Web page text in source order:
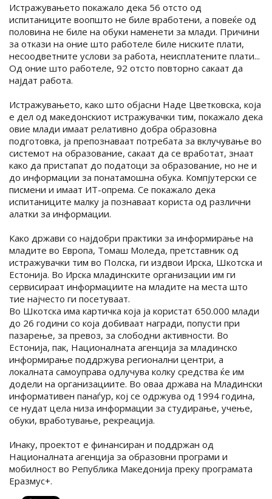
Истражувањето покажало дека 56 отсто од
испитаниците воопшто не биле вработени, а повеќе од
половина не биле на обуки наменети за млади. Причини
за откази на оние што работеле биле ниските плати,
несоодветните услови за работа, неисплатените плати...
Од оние што работеле, 92 отсто повторно сакаат да
најдат работа.
Истражувањето, како што објасни Наде Цветковска, која
е дел од македонскиот истражувачки тим, покажало дека
овие млади имаат релативно добра образовна
подготовка, ја препознаваат потребата за вклучување во
системот на образование, сакаат да се вработат, знаат
како да пристапат до податоци за образование, но не и
до информации за понатамошна обука. Компјутерски се
писмени и имаат ИТ-опрема. Се покажало дека
испитаниците малку ја познаваат користа од различни
алатки за информации.
Како држави со најдобри практики за информирање на
младите во Европа, Томаш Моледа, претставник од
истражувачки тим во Полска, ги издвои Ирска, Шкотска и
Естонија. Во Ирска младинските организации им ги
сервисираат информациите на младите на места што
тие најчесто ги посетуваат.
Во Шкотска има картичка која ја користат 650.000 млади
до 26 години со која добиваат награди, попусти при
пазарење, за превоз, за слободни активности. Во
Естонија, пак, Националната агенција за младинско
информирање поддржува регионални центри, а
локалната самоуправа одлучува колку средства ќе им
додели на организациите. Во оваа држава на Младински
информативен панаѓур, кој се одржува од 1994 година,
се нудат цела низа информации за студирање, учење,
обуки, вработување, рекреација.
Инаку, проектот е финансиран и поддржан од
Националната агенција за образовни програми и
мобилност во Република Македонија преку програмата
Еразмус+.